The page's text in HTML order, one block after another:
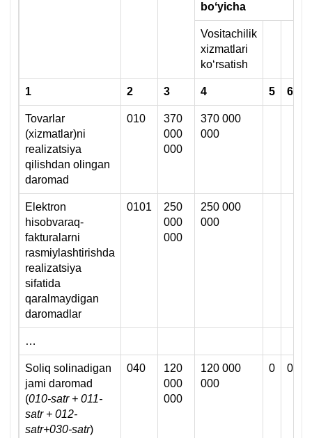
boʻyicha
Vositachilik
хizmatlari
koʻrsatish
1 2 3 4 5 6
Tovarlar
(хizmatlar)ni
realizatsiya
qilishdan olingan
daromad
010
370
000
000
370 000
000
Elektron
hisobvaraq-
fakturalarni
rasmiylashtirishda
realizatsiya
sifatida
qaralmaydigan
daromadlar
0101
250
000
000
250 000
000
…
Soliq solinadigan
jami daromad
(010-satr + 011-
satr + 012-
satr+030-satr)
040
120
000
000
120 000
000
0 0